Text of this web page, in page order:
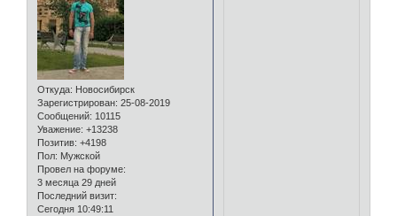
Откуда: Новосибирск
Зарегистрирован: 25-08-2019
Сообщений: 10115
Уважение: +13238
Позитив: +4198
Пол: Мужской
Провел на форуме:
3 месяца 29 дней
Последний визит:
Сегодня 10:49:11